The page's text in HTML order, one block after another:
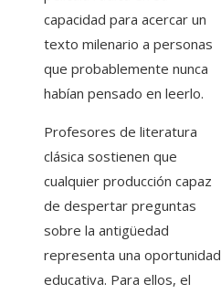
capacidad para acercar un
texto milenario a personas
que probablemente nunca
habían pensado en leerlo.
Profesores de literatura
clásica sostienen que
cualquier producción capaz
de despertar preguntas
sobre la antigüedad
representa una oportunidad
educativa. Para ellos, el